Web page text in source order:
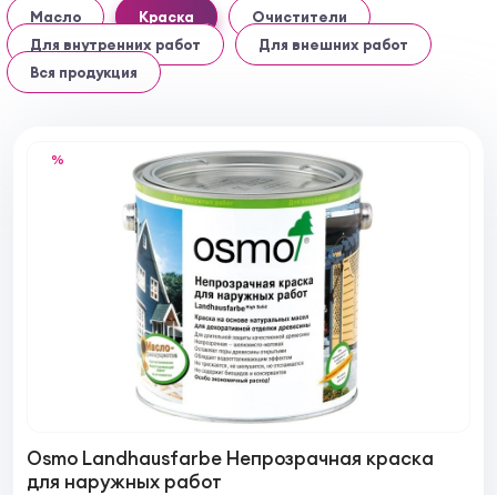
Масло Краска
Очистители
Для внутренних работ
Для внешних работ
Вся продукция
%
Osmo Landhausfarbe Непрозрачная краска
для наружных работ